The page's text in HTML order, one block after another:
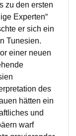
zu den ersten
Experten“
er sich ein
Tunesien.
einer neuen
des
hätten ein
und
warf